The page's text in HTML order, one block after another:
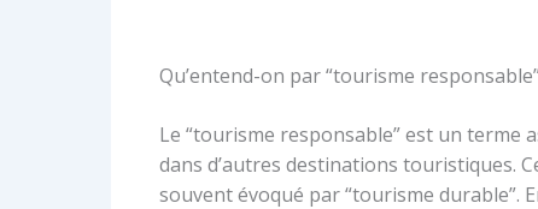
Qu’entend-on par “tourisme
Le “tourisme responsable” est un terme
dans d’autres destinations touristiques.
souvent évoqué par “tourisme durable”.